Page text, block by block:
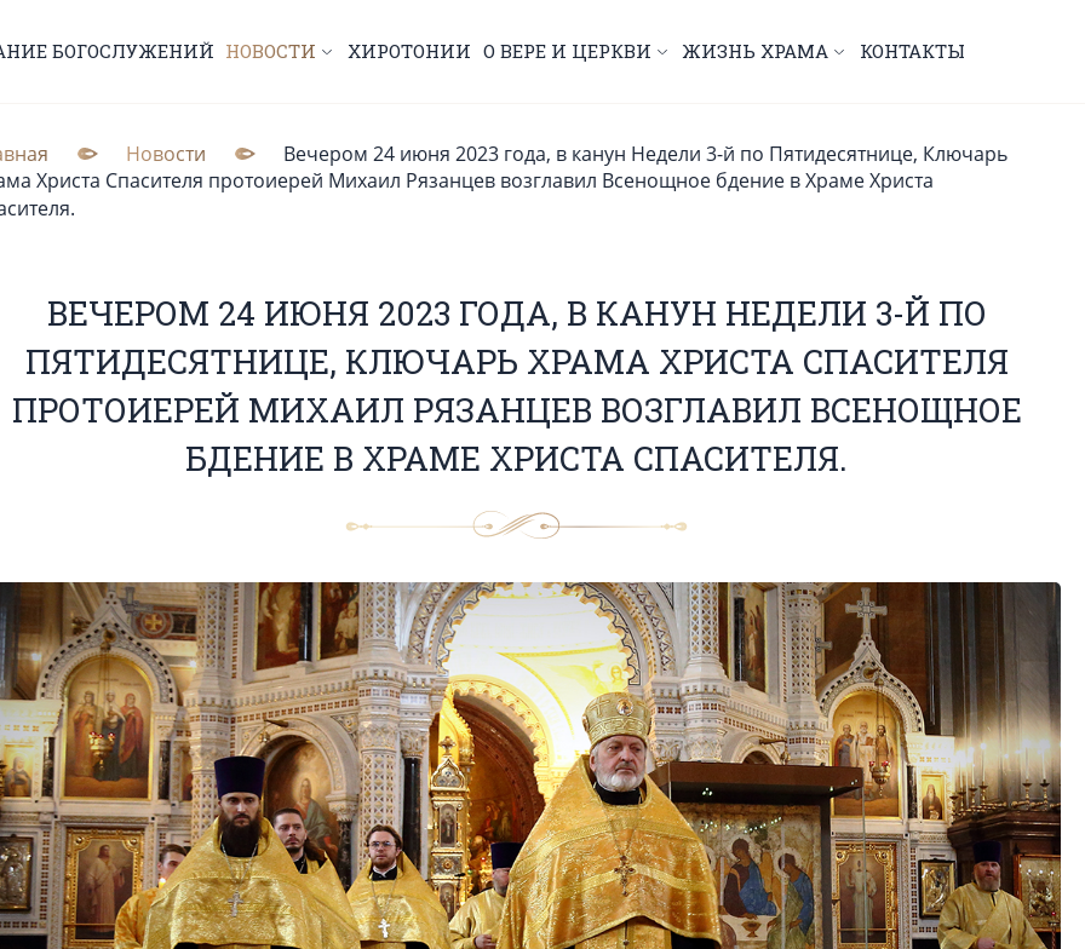
БОГОСЛУЖЕНИЙ НОВОСТИ ХИРОТОНИИ О ВЕРЕ И ЦЕРКВИ ЖИЗНЬ ХРАМА КОНТАКТЫ
Новости
Вечером 24 июня 2023 года, в канун Недели 3-й по Пятидесятнице, Ключарь
Христа Спасителя протоиерей Михаил Рязанцев возглавил Всенощное бдение в Храме Христа
ВЕЧЕРОМ 24 ИЮНЯ 2023 ГОДА, В КАНУН НЕДЕЛИ 3-Й ПО
ПЯТИДЕСЯТНИЦЕ, КЛЮЧАРЬ ХРАМА ХРИСТА СПАСИТЕЛЯ
ПРОТОИЕРЕЙ МИХАИЛ РЯЗАНЦЕВ ВОЗГЛАВИЛ ВСЕНОЩНОЕ
БДЕНИЕ В ХРАМЕ ХРИСТА СПАСИТЕЛЯ.